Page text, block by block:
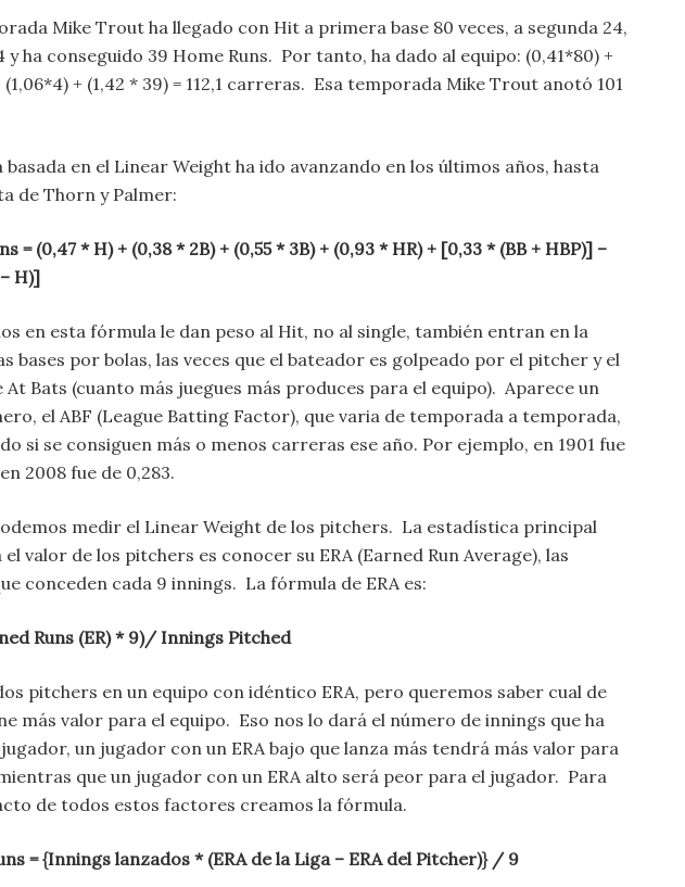
Mike Trout ha llegado con Hit a primera base 80 veces, a segunda 24,
y ha conseguido 39 Home Runs. Por tanto, ha dado al equipo: (0,41*80) +
(1,06*4) + (1,42 * 39) = 112,1 carreras. Esa temporada Mike Trout anotó 101
en el Linear Weight ha ido avanzando en los últimos años, hasta
de Thorn y Palmer:
= (0,47 * H) + (0,38 * 2B) + (0,55 * 3B) + (0,93 * HR) + [0,33 * (BB + HBP)] –
H)]
en esta fórmula le dan peso al Hit, no al single, también entran en la
bases por bolas, las veces que el bateador es golpeado por el pitcher y el
At Bats (cuanto más juegues más produces para el equipo). Aparece un
el ABF (League Batting Factor), que varia de temporada a temporada,
si se consiguen más o menos carreras ese año. Por ejemplo, en 1901 fue
2008 fue de 0,283.
medir el Linear Weight de los pitchers. La estadística principal
el valor de los pitchers es conocer su ERA (Earned Run Average), las
conceden cada 9 innings. La fórmula de ERA es:
Runs (ER) * 9)/ Innings Pitched
pitchers en un equipo con idéntico ERA, pero queremos saber cual de
más valor para el equipo. Eso nos lo dará el número de innings que ha
un jugador con un ERA bajo que lanza más tendrá más valor para
que un jugador con un ERA alto será peor para el jugador. Para
de todos estos factores creamos la fórmula.
= {Innings lanzados * (ERA de la Liga – ERA del Pitcher)} / 9